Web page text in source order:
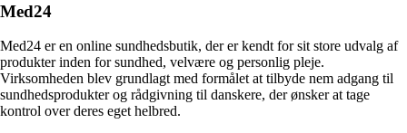
Med24
Med24 er en online sundhedsbutik, der er kendt for sit store udvalg af
produkter inden for sundhed, velvære og personlig pleje.
Virksomheden blev grundlagt med formålet at tilbyde nem adgang til
sundhedsprodukter og rådgivning til danskere, der ønsker at tage
kontrol over deres eget helbred.